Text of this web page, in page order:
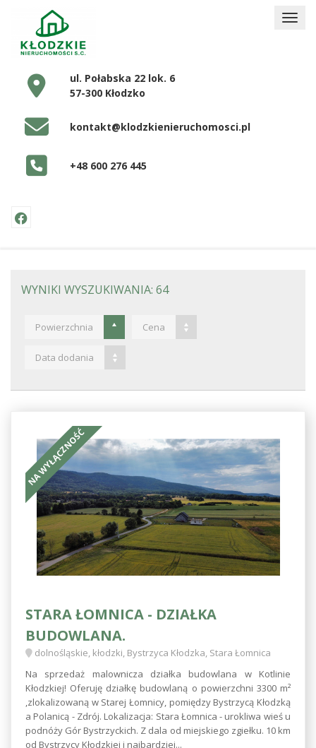
ul. Połabska 22 lok. 6
57-300 Kłodzko
kontakt@klodzkienieruchomosci.pl
+48 600 276 445
WYNIKI WYSZUKIWANIA: 64
Powierzchnia Cena
Data dodania
NA WYŁĄCZNOŚĆ
STARA ŁOMNICA - DZIAŁKA
BUDOWLANA.
dolnośląskie, kłodzki, Bystrzyca Kłodzka, Stara Łomnica
Na sprzedaż malownicza działka budowlana w Kotlinie
Kłodzkiej! Oferuję działkę budowlaną o powierzchni 3300 m²
,zlokalizowaną w Starej Łomnicy, pomiędzy Bystrzycą Kłodzką
a Polanicą - Zdrój. Lokalizacja: Stara Łomnica - urokliwa wieś u
podnóży Gór Bystrzyckich. Z dala od miejskiego zgiełku. 10 km
od Bystrzycy Kłodzkiej i najbardziej...